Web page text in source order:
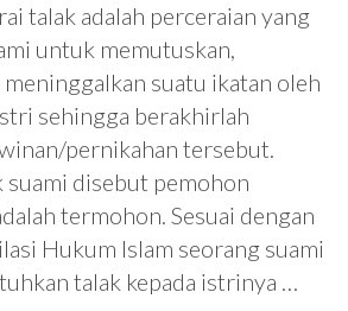
talak adalah perceraian yang
untuk memutuskan,
meninggalkan suatu ikatan oleh
sehingga berakhirlah
pernikahan tersebut.
suami disebut pemohon
termohon. Sesuai dengan
Hukum Islam seorang suami
talak kepada istrinya …